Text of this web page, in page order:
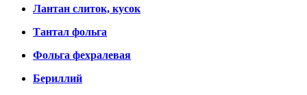
Лантан слиток, кусок
Тантал фольга
Фольга фехралевая
Бериллий